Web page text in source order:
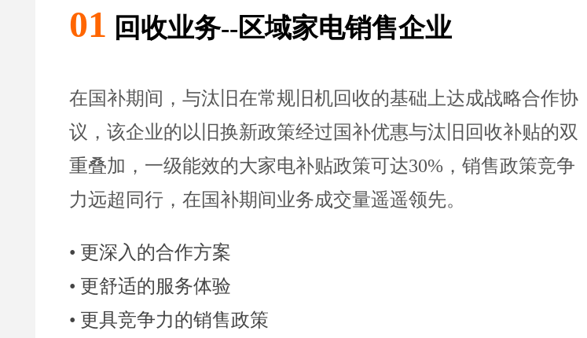
01 回收业务--区域家电销售企业
在国补期间，与汰旧在常规旧机回收的基础上达成战略合作协
议，该企业的以旧换新政策经过国补优惠与汰旧回收补贴的双
重叠加，一级能效的大家电补贴政策可达30%，销售政策竞争
力远超同行，在国补期间业务成交量遥遥领先。
• 更深入的合作方案
• 更舒适的服务体验
• 更具竞争力的销售政策